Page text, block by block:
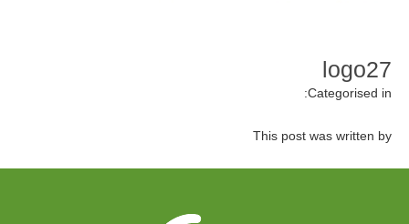
logo27
Categorised in:
This post was written by